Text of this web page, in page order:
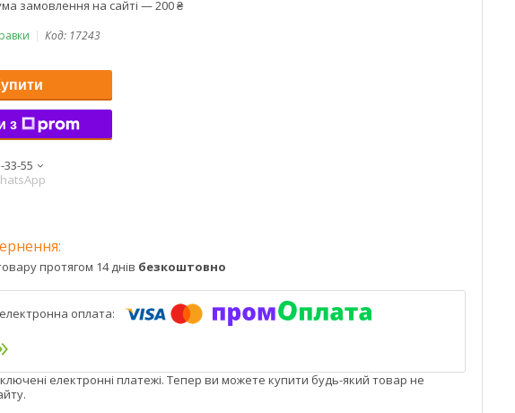
замовлення на сайті — 200 ₴
Код: 17243
з
33-55
протягом 14 днів безкоштовно
електронні платежі. Тепер ви можете купити будь-який товар не